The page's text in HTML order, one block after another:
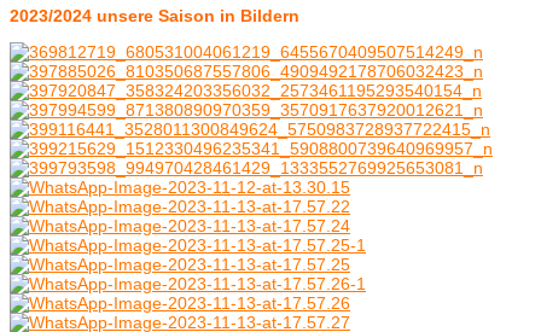
2023/2024 unsere Saison in Bildern